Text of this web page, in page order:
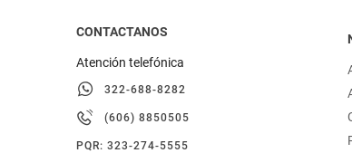
otros
hogar
CONTACTANOS
Atención telefónica
322-688-8282
(606) 8850505
PQR: 323-274-5555